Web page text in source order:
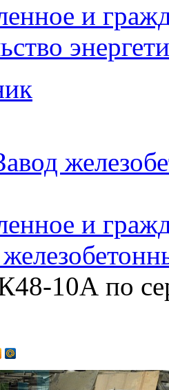
и
и
10А по